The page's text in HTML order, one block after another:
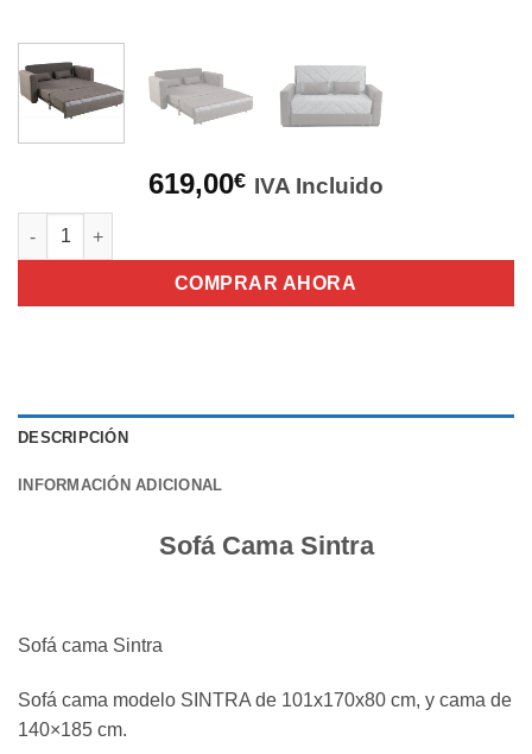
619,00€ IVA Incluido
Sofá Cama Sintra cantidad
COMPRAR AHORA
DESCRIPCIÓN
INFORMACIÓN ADICIONAL
Sofá Cama Sintra
Sofá cama Sintra
Sofá cama modelo SINTRA de 101x170x80 cm, y cama de
140×185 cm.